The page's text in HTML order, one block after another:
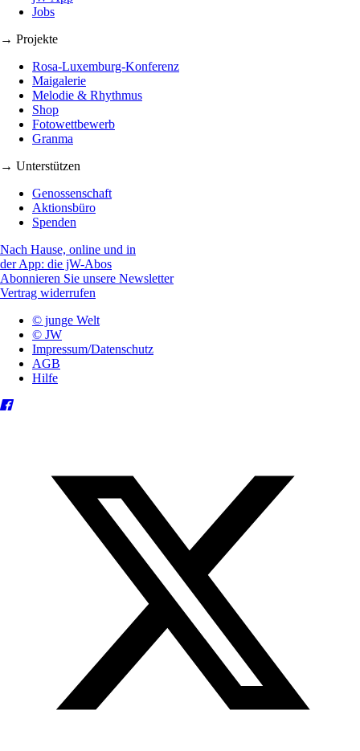
Jobs
→ Projekte
Rosa-Luxemburg-Konferenz
Maigalerie
Melodie & Rhythmus
Shop
Fotowettbewerb
Granma
→ Unterstützen
Genossenschaft
Aktionsbüro
Spenden
Nach Hause, online und in
der App: die jW-Abos
Abonnieren Sie unsere Newsletter
Vertrag widerrufen
© junge Welt
© JW
Impressum/Datenschutz
AGB
Hilfe